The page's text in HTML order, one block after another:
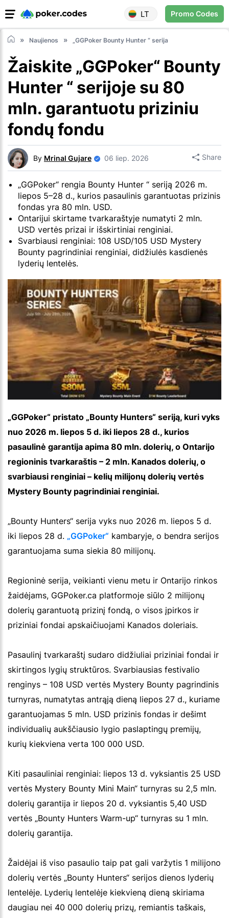
LT Promo Codes
Naujienos „GGPoker Bounty Hunter “ serija
Žaiskite „GGPoker“ Bounty
Hunter “ serijoje su 80
mln. garantuotu priziniu
fondų fondu
By Mrinal Gujare 06 liep. 2026 Share
„GGPoker“ rengia Bounty Hunter “ seriją 2026 m.
liepos 5–28 d., kurios pasaulinis garantuotas prizinis
fondas yra 80 mln. USD.
Ontarijui skirtame tvarkaraštyje numatyti 2 mln.
USD vertės prizai ir išskirtiniai renginiai.
Svarbiausi renginiai: 108 USD/105 USD Mystery
Bounty pagrindiniai renginiai, didžiulės kasdienės
lyderių lentelės.
„GGPoker“ pristato „Bounty Hunters“ seriją, kuri vyks
nuo 2026 m. liepos 5 d. iki liepos 28 d., kurios
pasaulinė garantija apima 80 mln. dolerių, o Ontarijo
regioninis tvarkaraštis – 2 mln. Kanados dolerių, o
svarbiausi renginiai – kelių milijonų dolerių vertės
Mystery Bounty pagrindiniai renginiai.
„Bounty Hunters“ serija vyks nuo 2026 m. liepos 5 d.
iki liepos 28 d. „GGPoker“ kambaryje, o bendra serijos
garantuojama suma siekia 80 milijonų.
Regioninė serija, veikianti vienu metu ir Ontarijo rinkos
žaidėjams, GGPoker.ca platformoje siūlo 2 milijonų
dolerių garantuotą prizinį fondą, o visos įpirkos ir
priziniai fondai apskaičiuojami Kanados doleriais.
Pasaulinį tvarkaraštį sudaro didžiuliai priziniai fondai ir
skirtingos lygių struktūros. Svarbiausias festivalio
renginys – 108 USD vertės Mystery Bounty pagrindinis
turnyras, numatytas antrąją dieną liepos 27 d., kuriame
garantuojamas 5 mln. USD prizinis fondas ir dešimt
individualių aukščiausio lygio paslaptingų premijų,
kurių kiekviena verta 100 000 USD.
Kiti pasauliniai renginiai: liepos 13 d. vyksiantis 25 USD
vertės Mystery Bounty Mini Main“ turnyras su 2,5 mln.
dolerių garantija ir liepos 20 d. vyksiantis 5,40 USD
vertės „Bounty Hunters Warm-up“ turnyras su 1 mln.
dolerių garantija.
Žaidėjai iš viso pasaulio taip pat gali varžytis 1 milijono
dolerių vertės „Bounty Hunters“ serijos dienos lyderių
lentelėje. Lyderių lentelėje kiekvieną dieną skiriama
daugiau nei 40 000 dolerių prizų, remiantis taškais,